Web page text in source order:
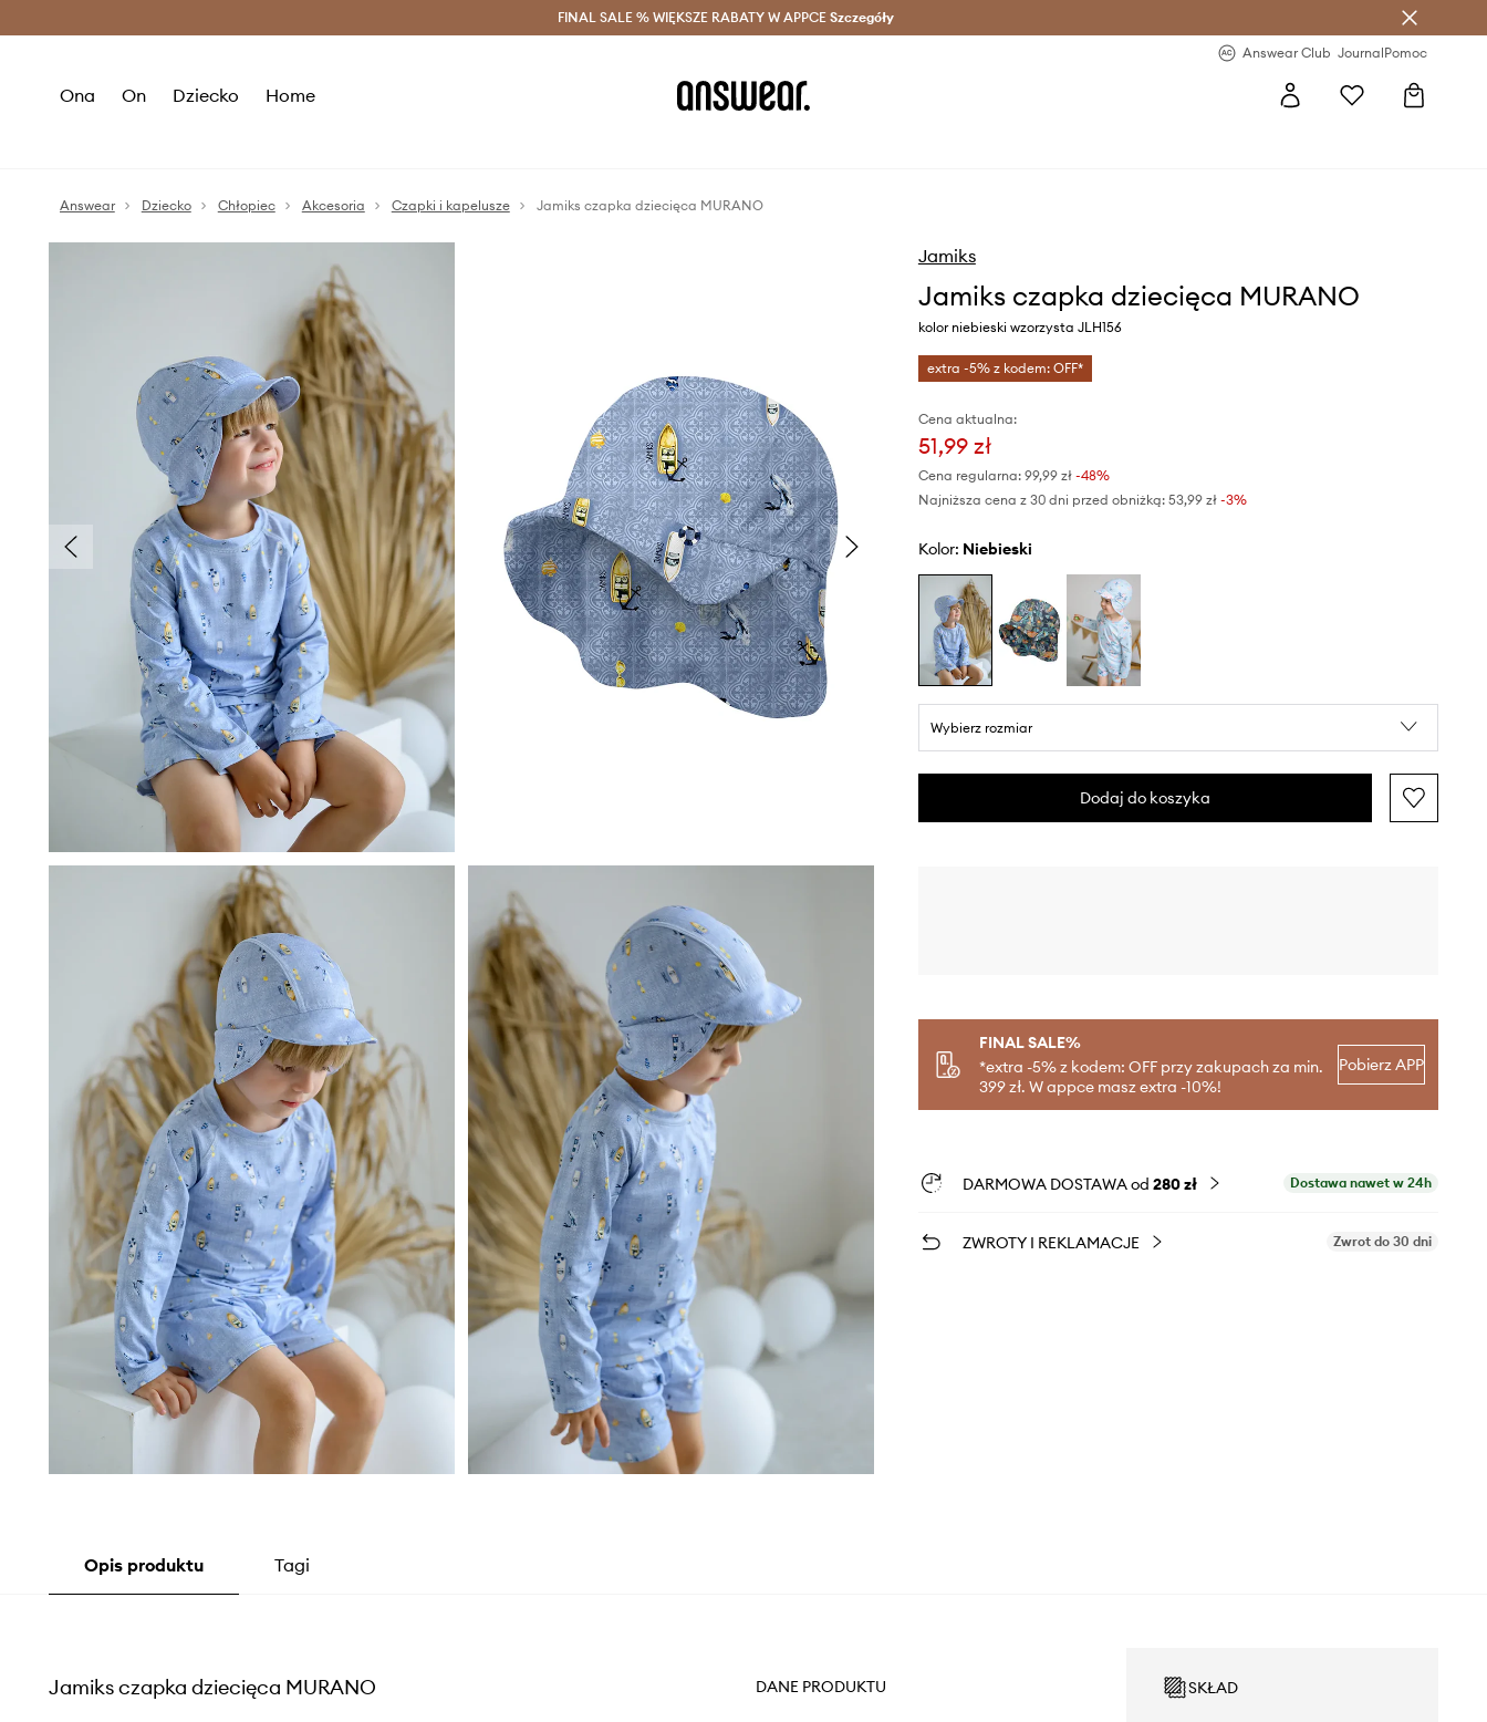
Oszczędzaj z Answear Club > Dostawa nawet w 24h >
FINAL SALE % WIĘKSZE RABATY W APPCE Szczegóły
Answear Club JournalPomoc
Ona On Dziecko Home
Answear Dziecko Chłopiec Akcesoria Czapki i kapelusze Jamiks czapka dziecięca MURANO
Jamiks
Jamiks czapka dziecięca MURANO
kolor niebieski wzorzysta JLH156
extra -5% z kodem: OFF*
Cena aktualna:
51,99 zł
Cena regularna: 99,99 zł-48%
Najniższa cena z 30 dni przed obniżką: 53,99 zł -3%
Kolor: niebieski
Wybierz rozmiar
Dodaj do koszyka
FINAL SALE%
*extra -5% z kodem: OFF przy zakupach za min.
399 zł. W appce masz extra -10%!
Pobierz APP
DARMOWA DOSTAWA od 280 zł Dostawa nawet w 24h
ZWROTY I REKLAMACJE Zwrot do 30 dni
Opis produktu Tagi
Jamiks czapka dziecięca MURANO DANE PRODUKTU SKŁAD